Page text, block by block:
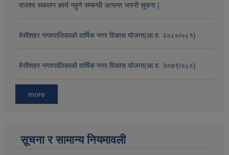
राजश्व सकलन कार्य नहुने सम्बन्धी अत्यन्त जरुरी सूचना |
वेसीशहर नगरपालिकाको वार्षिक नगर विकास योजना(आ.व. २०८०/०८१)
वेसीशहर नगरपालिकाको वार्षिक नगर विकास योजना(आ.व. २०७९/०८०)
more
सूचना र सामान्य नियमावली